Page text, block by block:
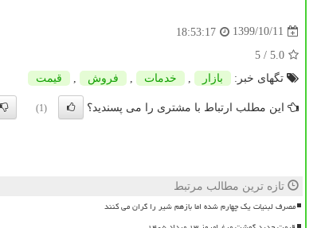
1399/10/11
18:53:17
5.0
/ 5
تگهای خبر:
بازار , خدمات , فروش , قیمت
این مطلب ارتباط با مشتری را می پسندید؟ (1)
تازه ترین مطالب مرتبط
مصرف لبنیات یک چهارم شده اما بازهم شیر را گران می کنند